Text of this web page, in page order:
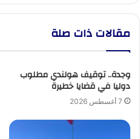
مقالات ذات صلة
وجدة.. توقيف هولندي مطلوب
دوليا في قضايا خطيرة
7 أغسطس 2026